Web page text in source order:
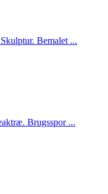
Bemalet ...
Brugsspor ...